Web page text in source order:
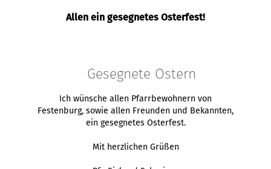
Allen ein gesegnetes Osterfest!
Gesegnete Ostern
Ich wünsche allen Pfarrbewohnern von
Festenburg, sowie allen Freunden und Bekannten,
ein gesegnetes Osterfest.
Mit herzlichen Grüßen